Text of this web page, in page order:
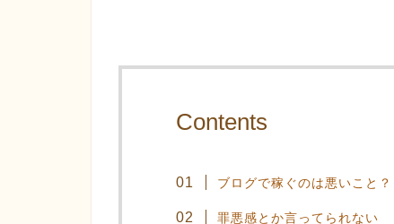
Contents
ブログで稼ぐのは悪いこと？
罪悪感とか言ってられない